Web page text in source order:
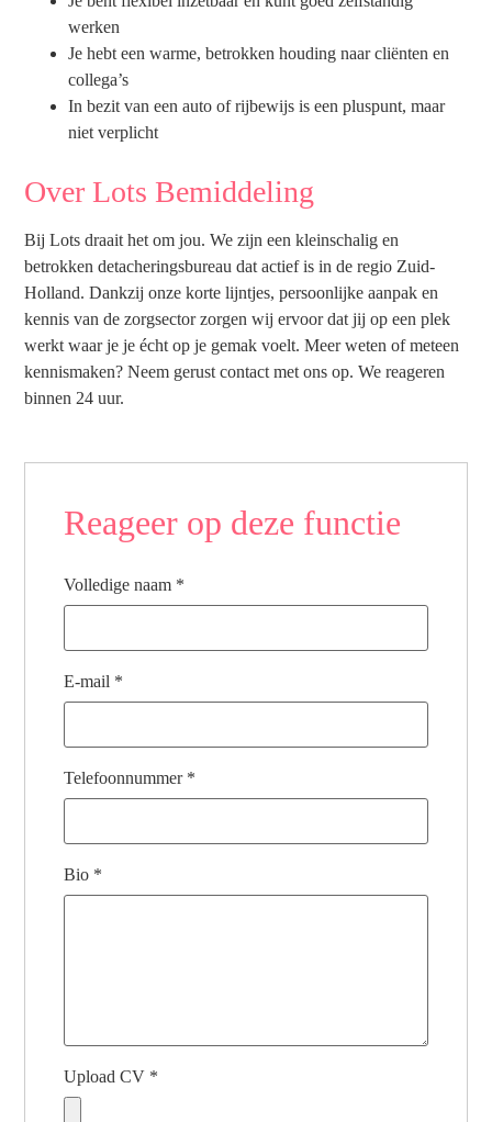
werken
Je hebt een warme, betrokken houding naar cliënten en
collega’s
In bezit van een auto of rijbewijs is een pluspunt, maar
niet verplicht
Over Lots Bemiddeling
Bij Lots draait het om jou. We zijn een kleinschalig en
betrokken detacheringsbureau dat actief is in de regio Zuid-
Holland. Dankzij onze korte lijntjes, persoonlijke aanpak en
kennis van de zorgsector zorgen wij ervoor dat jij op een plek
werkt waar je je écht op je gemak voelt. Meer weten of meteen
kennismaken? Neem gerust contact met ons op. We reageren
binnen 24 uur.
Reageer op deze functie
Volledige naam *
E-mail *
Telefoonnummer *
Bio *
Upload CV *